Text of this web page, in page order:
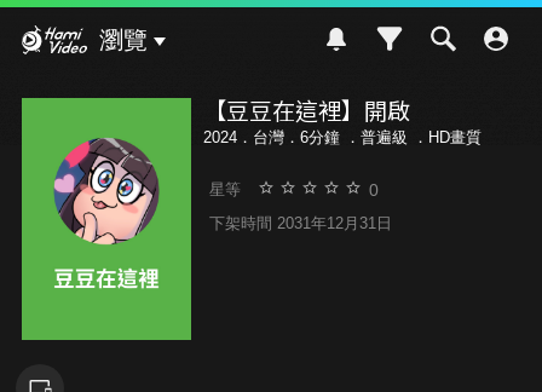
瀏覽
【豆豆在這裡】開啟
2024．台灣．6分鐘 ． 普遍級 ．HD畫質
星等 0
下架時間 2031年12月31日